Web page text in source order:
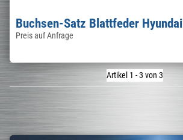
Buchsen-Satz Blattfeder Hyundai
Preis auf Anfrage
Artikel 1 - 3 von 3